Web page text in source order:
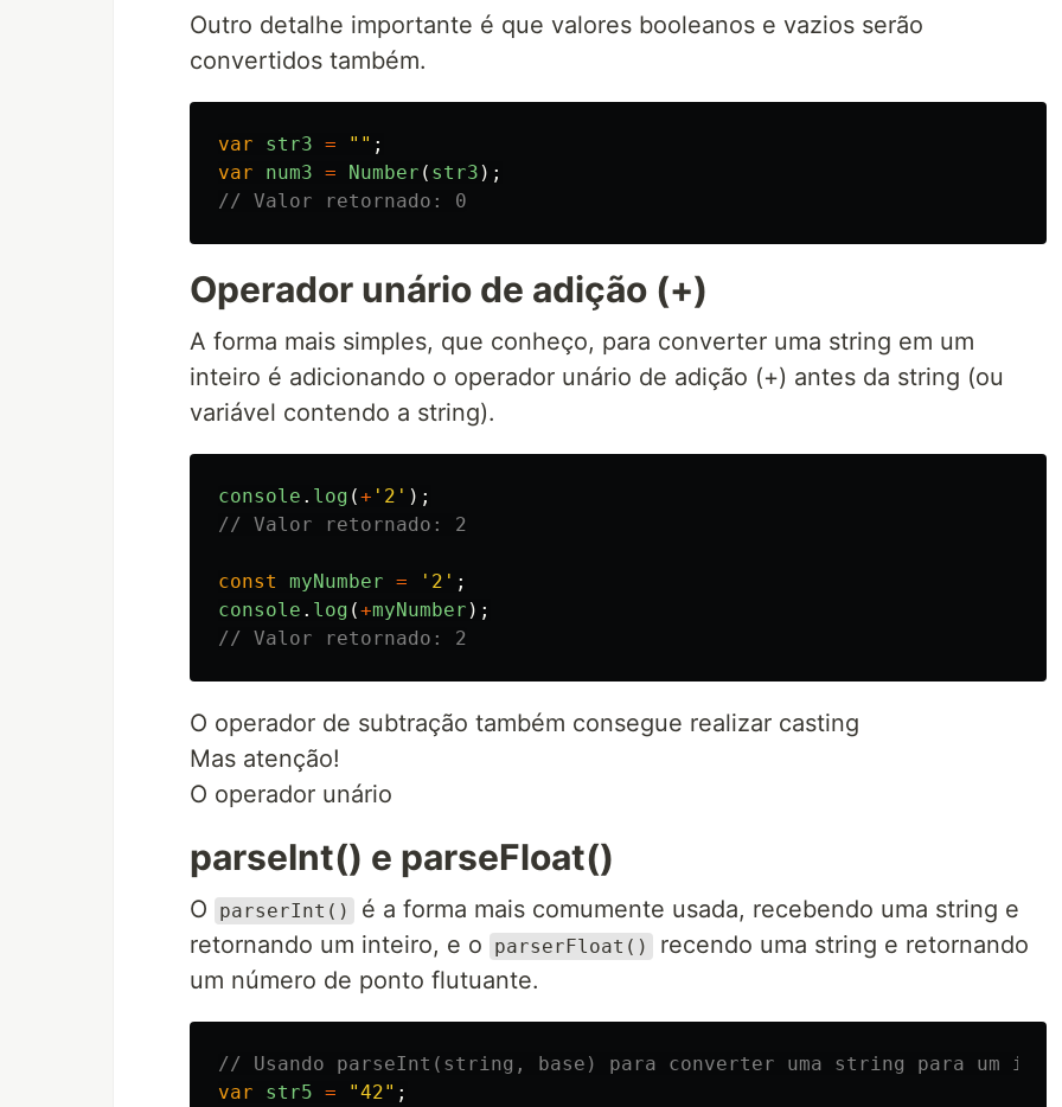
Outro detalhe importante é que valores booleanos e vazios serão
convertidos também.
var str3 = "" ;
var
num3 = Number ( str3 );
// Valor retornado: 0
Operador unário de adição (+)
A forma mais simples, que conheço, para converter uma string em um
inteiro é adicionando o operador unário de adição (+) antes da string (ou
variável contendo a string).
console . log (+ ' 2 ' );
// Valor retornado: 2
const myNumber = ' 2 ' ;
console . log (+myNumber );
// Valor retornado: 2
O operador de subtração também consegue realizar casting
Mas atenção!
O operador unário
parseInt() e parseFloat()
O parserInt()
é a forma mais comumente usada, recebendo uma string e
retornando um inteiro, e o
parserFloat()
recendo uma string e retornando
um número de ponto flutuante.
// Usando parseInt(string, base) para converter uma string para um
var
str5 = "42" ;